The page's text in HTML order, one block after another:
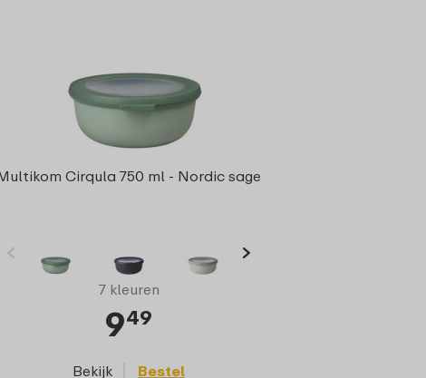
Cirqula 750 ml - Nordic sage
7 kleuren
949
Bekijk Bestel